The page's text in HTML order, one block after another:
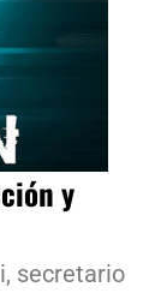
y
secretario